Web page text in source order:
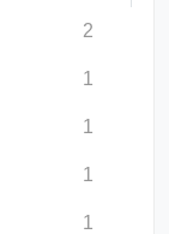
2
1
1
1
1